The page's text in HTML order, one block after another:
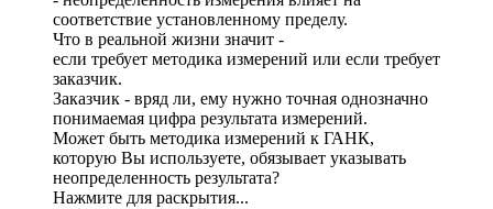
соответствие установленному пределу.
Что в реальной жизни значит -
если требует методика измерений или если требует
заказчик.
Заказчик - вряд ли, ему нужно точная однозначно
понимаемая цифра результата измерений.
Может быть методика измерений к ГАНК,
которую Вы используете, обязывает указывать
неопределенность результата?
Нажмите для раскрытия...